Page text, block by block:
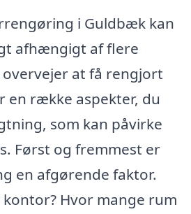
i Guldbæk kan
afhængigt af flere
at få rengjort
en række aspekter, du
som kan påvirke
Først og fremmest er
en afgørende faktor.
Hvor mange rum